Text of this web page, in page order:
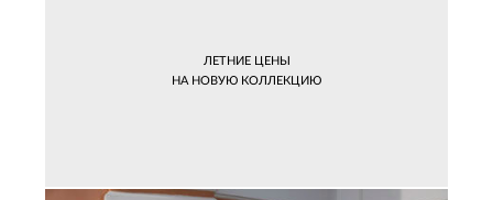
ЛЕТНИЕ ЦЕНЫ
НА НОВУЮ КОЛЛЕКЦИЮ